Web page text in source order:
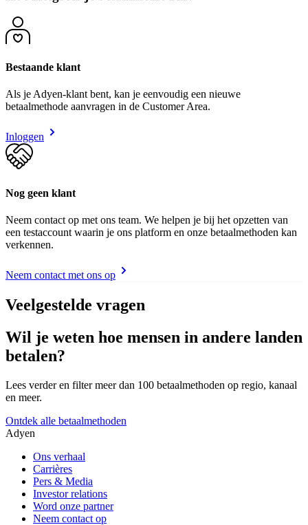
Bestaande klant
Als je Adyen-klant bent, kan je eenvoudig een nieuwe
betaalmethode aanvragen in de Customer Area.
Inloggen
Nog geen klant
Neem contact op met ons team. We helpen je bij het opzetten van
een testaccount waarin je ons platform en onze betaalmethoden kan
verkennen.
Neem contact met ons op
Veelgestelde vragen
Wil je weten hoe mensen in andere landen
betalen?
Lees verder en filter meer dan 100 betaalmethoden op regio, kanaal
en meer.
Ontdek alle betaalmethoden
Adyen
Ons verhaal
Carrières
Pers & Media
Investor relations
Word onze partner
Neem contact op